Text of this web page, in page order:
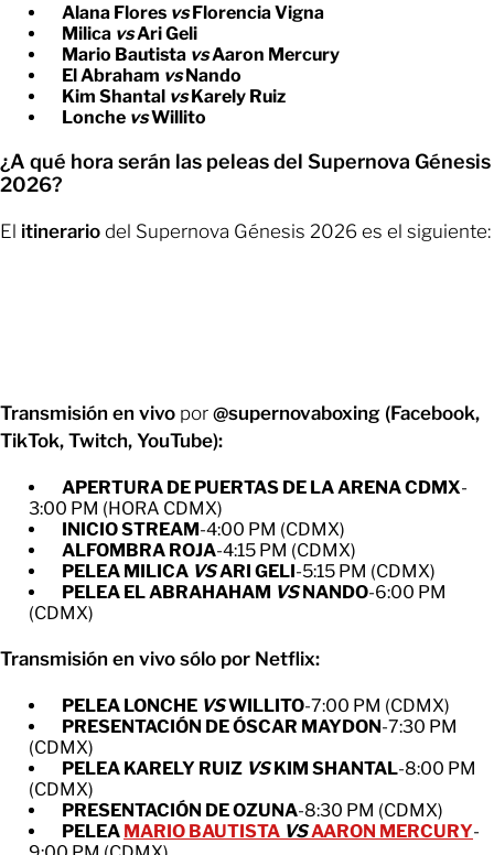
Alana Flores vsFlorencia Vigna
Milica vsAri Geli
Mario Bautista vsAaron Mercury
El Abraham vsNando
Kim Shantal vsKarely Ruiz
Lonche vsWillito
¿A qué hora serán las peleas del Supernova Génesis
2026?
El itinerario del Supernova Génesis 2026 es el siguiente:
Transmisión en vivo por @supernovaboxing (Facebook,
TikTok, Twitch, YouTube):
APERTURA DE PUERTAS DE LA ARENA CDMX-
3:00 PM (HORA CDMX)
INICIO STREAM-4:00 PM (CDMX)
ALFOMBRA ROJA-4:15 PM (CDMX)
PELEA MILICA VSARI GELI-5:15 PM (CDMX)
PELEA EL ABRAHAHAM VSNANDO-6:00 PM
(CDMX)
Transmisión en vivo sólo por Netflix:
PELEA LONCHE VSWILLITO-7:00 PM (CDMX)
PRESENTACIÓN DE ÓSCAR MAYDON-7:30 PM
(CDMX)
PELEA KARELY RUIZ VSKIM SHANTAL-8:00 PM
(CDMX)
PRESENTACIÓN DE OZUNA-8:30 PM (CDMX)
PELEA MARIO BAUTISTA VSAARON MERCURY-